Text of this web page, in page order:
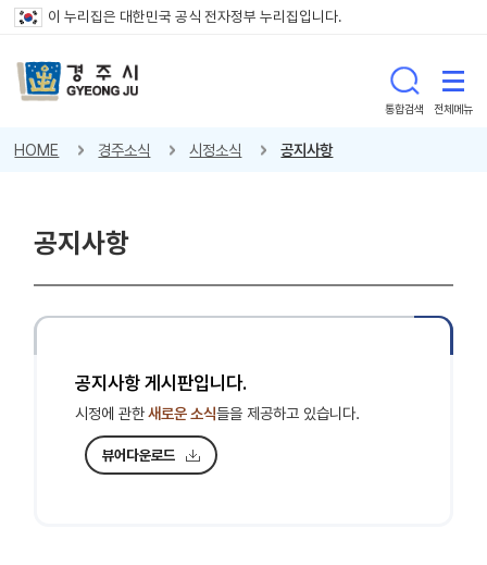
이 누리집은 대한민국 공식 전자정부 누리집입니다.
통합검색 전체메뉴
HOME 경주소식 시정소식 공지사항
공지사항
공지사항 게시판입니다.
시정에 관한새로운 소식들을 제공하고 있습니다.
뷰어다운로드